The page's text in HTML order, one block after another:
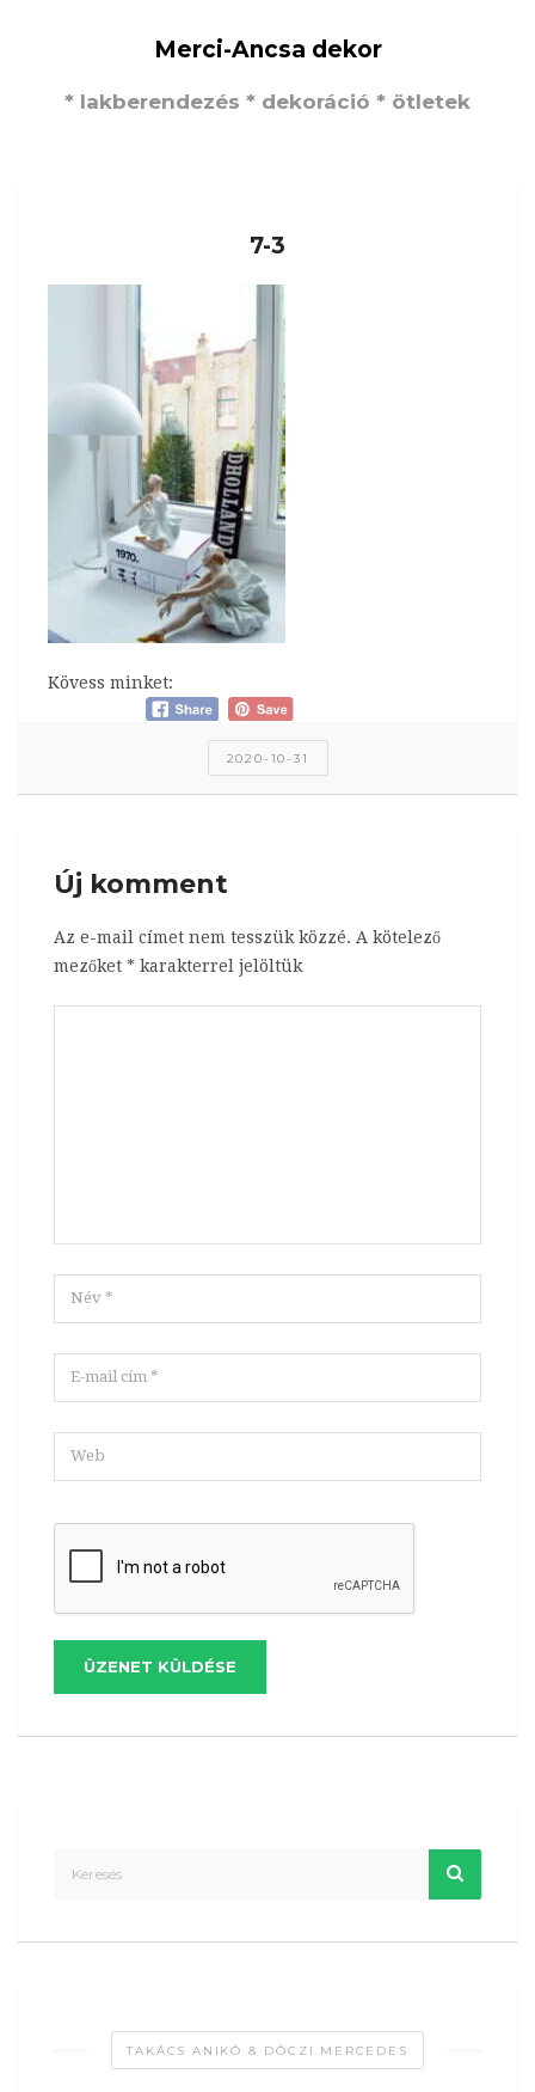
Merci-Ancsa dekor
* lakberendezés * dekoráció * ötletek
7-3
Kövess minket:
2020-10-31
Új komment
Az e-mail címet nem tesszük közzé. A kötelező
mezőket * karakterrel jelöltük
ÜZENET KÜLDÉSE
TAKÁCS ANIKÓ & DÓCZI MERCEDES